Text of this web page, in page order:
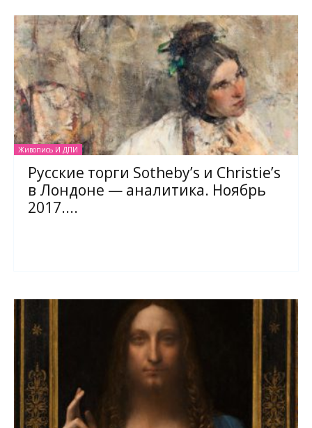
Живопись И ДПИ
Русские торги Sotheby’s и Christie’s
в Лондоне — аналитика. Ноябрь
2017....